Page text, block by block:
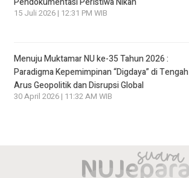
15 Juli 2026 | 12:31 PM WIB
Menuju Muktamar NU ke-35 Tahun 2026 :
Paradigma Kepemimpinan “Digdaya” di Tengah
Arus Geopolitik dan Disrupsi Global
30 April 2026 | 11:32 AM WIB